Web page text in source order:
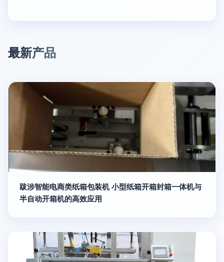
最新产品
跋涉智能电商类纸箱包装机 小型纸箱开箱封箱一体机与
半自动开箱机的高效应用